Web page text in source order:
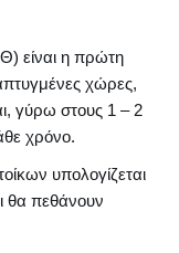
είναι η πρώτη
χώρες,
γύρω στους 1 – 2
χρόνο.
υπολογίζεται
θα πεθάνουν